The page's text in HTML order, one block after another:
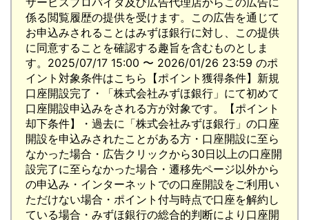
係る閲覧履歴の提供を受けます。この広告を通じて
お申込みされることはみずほ銀行に対し、この提供
に同意することを確認する趣旨を含むものとしま
す。2025/07/17 15:00 〜 2026/01/26 23:59 のポ
イント対象条件はこちら【ポイント獲得条件】新規
口座開設完了・「株式会社みずほ銀行」にて初めて
口座開設申込みをされる方が対象です。【ポイント
却下条件】・過去に「株式会社みずほ銀行」の口座
開設を申込みされたことがある方・口座開設に至ら
なかった場合・広告クリックから30日以上の口座開
設完了に至らなかった場合・遷移先ページ以外から
の申込み・インターネットでの口座開設をご利用い
ただけない場合・ポイント付与時点で口座を解約し
ている場合・みずほ銀行の総合的判断により口座開